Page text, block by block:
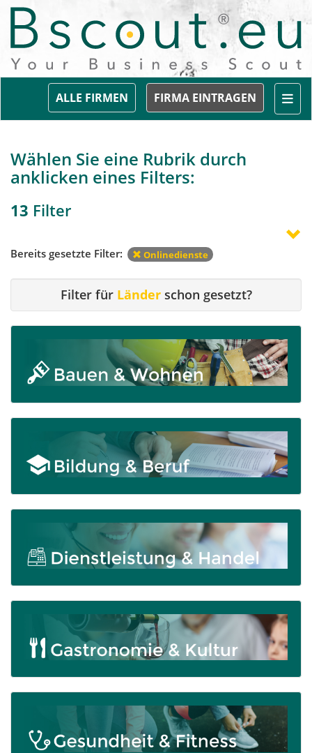
FIRMA EINTRAGEN
ALLE FIRMEN
Wählen Sie eine Rubrik durch
anklicken eines Filters:
13 Filter
Bereits gesetzte Filter: Onlinedienste
Filter für Länderschon gesetzt?